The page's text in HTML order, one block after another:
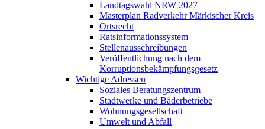
Landtagswahl NRW 2027
Masterplan Radverkehr Märkischer Kreis
Ortsrecht
Ratsinformationssystem
Stellenausschreibungen
Veröffentlichung nach dem
Korruptionsbekämpfungsgesetz
Wichtige Adressen
Soziales Beratungszentrum
Stadtwerke und Bäderbetriebe
Wohnungsgesellschaft
Umwelt und Abfall